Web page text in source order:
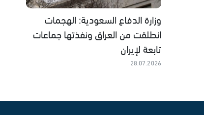
وزارة الدفاع السعودية: الهجمات
انطلقت من العراق ونفذتها جماعات
تابعة لإيران
28.07.2026